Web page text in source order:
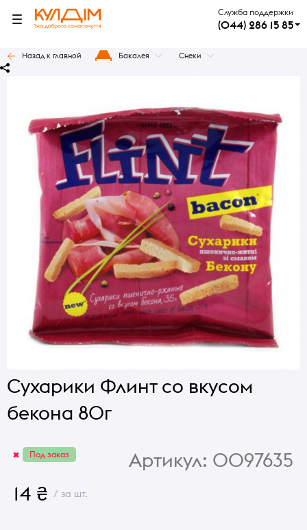
Служба поддержки
(044) 286 15 85
Назад к главной Бакалея Снеки
Сухарики Флинт со вкусом
бекона 80г
Под заказ Артикул: 0097635
14 ₴ / за шт.